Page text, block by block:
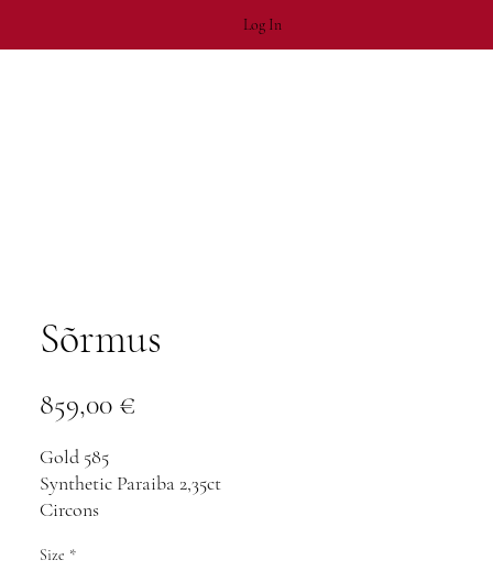
Log In
Sõrmus
859,00 €
Gold 585
Synthetic Paraiba 2,35ct
Circons
Size *